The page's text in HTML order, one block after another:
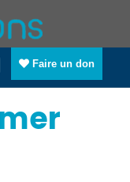
Faire un don